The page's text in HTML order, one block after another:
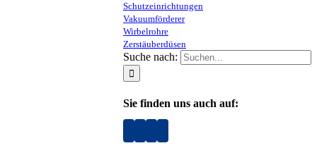
Schutzeinrichtungen
Vakuumförderer
Wirbelrohre
Zerstäuberdüsen
Suche nach:
Sie finden uns auch auf: